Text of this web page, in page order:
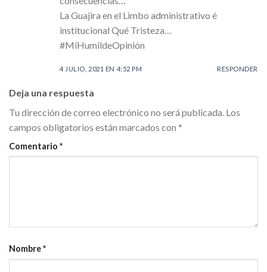
La Guajira en el Limbo administrativo é
institucional Qué Tristeza…
#MíHumildeOpinión
4 JULIO, 2021 EN 4:52 PM RESPONDER
Deja una respuesta
Tu dirección de correo electrónico no será publicada. Los
campos obligatorios están marcados con *
Comentario *
Nombre*